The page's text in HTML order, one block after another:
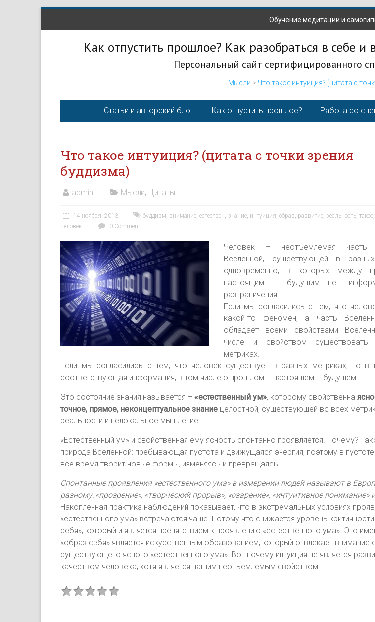
Обучение медитации и
Как отпустить прошлое? Как разобраться в себе
Персональный сайт сертифицированного
Мысли > Что такое интуиция? (цитата с
Статьи и авторский блог Как отпустить прошлое? Работа со
Что такое интуиция? (цитата с точки зрения
буддизма)
admin Мысли, Цитаты
14 ноября, 2013 буддизм, внимание, естествен, знание, интуиция, образ, развитие, реальность, такое,
человек
0 Comment
Человек – неотъемлемая часть
Вселенной, существующей в
одновременно, в которых между
настоящим – будущим нет
разграничения.
Если мы согласились с тем, что
какой-то феномен, а часть
обладает всеми свойствами
числе и свойством
метриках.
Если мы согласились с тем, что человек существует в разных метриках, то в
соответствующая информация, в том числе о прошлом – настоящем – будущем.
Это состояние знания называется – «естественный ум», которому свойственна
точное, прямое, неконцептуальное знание целостной, существующей во всех
реальности и нелокальное мышление.
«Естественный ум» и свойственная ему ясность спонтанно проявляется. Почему?
природа Вселенной: пребывающая пустота и движущаяся энергия, поэтому в пустоте
все время творит новые формы, изменяясь и превращаясь…
Спонтанные проявления «естественного ума» в измерении людей называют в
разному: «прозрение», «творческий прорыв», «озарение», «интуитивное понимание»
Накопленная практика наблюдений показывает, что в экстремальных условиях
«естественного ума» встречаются чаще. Потому что снижается уровень
себя», который и является препятствием к проявлению «естественного ума». Это
«образ себя» является искусственным образованием, который отвлекает внимание
существующего ясного «естественного ума». Вот почему интуиция не является
качеством человека, хотя является нашим неотъемлемым свойством.